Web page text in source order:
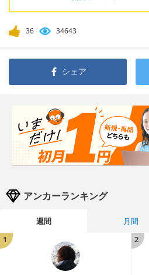
36 34643
シェア
アンカーランキング
週間 月間
1
2